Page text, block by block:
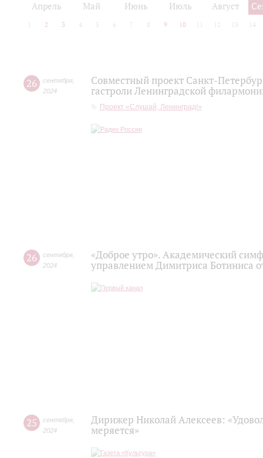
Апрель Май Июнь Июль Август
2 3 4 5 6 7 8 9 10 12 13 14
26 сентября
2024
Совместный проект Санкт-
гастроли Ленинградской
Проект «Слушай, Ленинград!»
26 сентября
2024
«Доброе утро». Академический
управлением Димитриса Ботиниса
25 сентября
2024
Дирижер Николай Алексеев:
меряется»